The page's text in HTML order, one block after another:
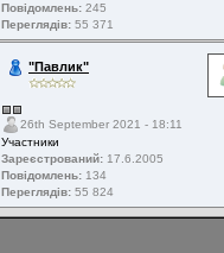
Повідомлень: 245
Переглядів: 55 371
"Павлик"
26th September 2021 - 18:11
Участники
Зареєстрований: 17.6.2005
Повідомлень: 134
Переглядів: 55 824